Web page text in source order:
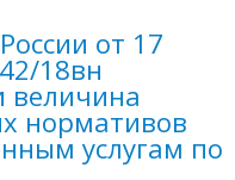
от 17
18вн
величина
нормативов
услугам по